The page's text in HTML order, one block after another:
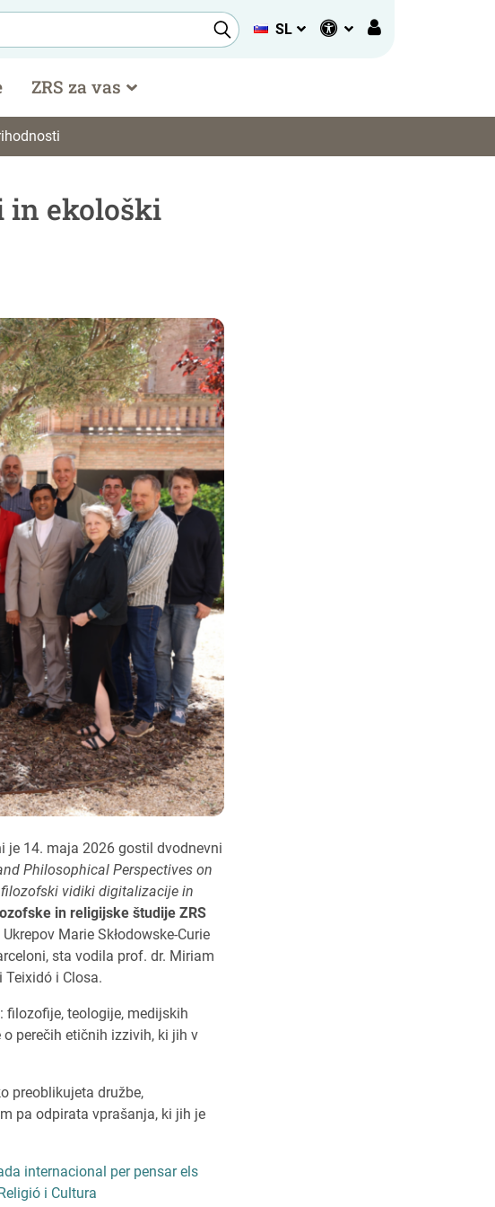
SL
ZRS za vas
in ekološki
je 14. maja 2026 gostil dvodnevni
Philosophical Perspectives on
vidiki digitalizacije in
in religijske študije ZRS
Marie Skłodowske-Curie
sta vodila prof. dr. Miriam
Teixidó i Closa.
teologije, medijskih
perečih etičnih izzivih, ki jih v
preoblikujeta družbe,
pa odpirata vprašanja, ki jih je
internacional per pensar els
i Cultura